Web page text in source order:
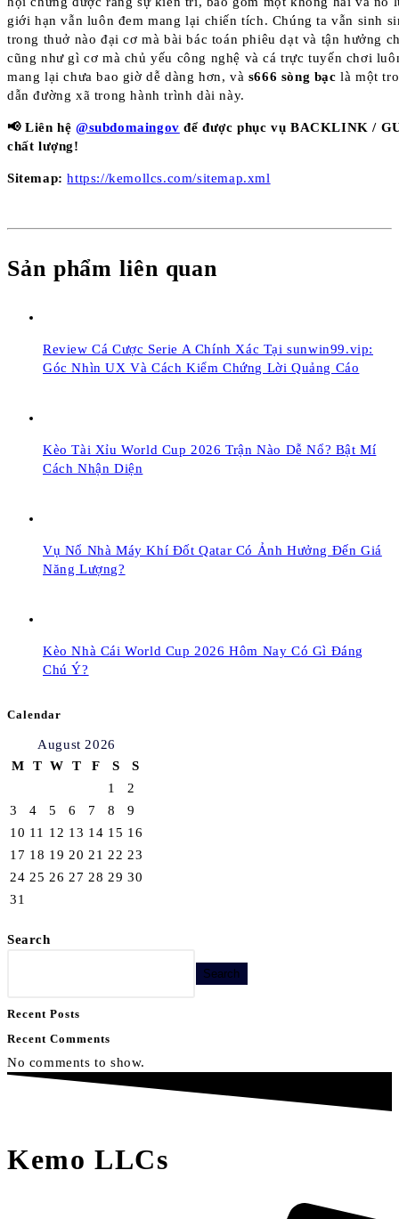
giới hạn vẫn luôn đem mang lại chiến tích. Chúng ta vẫn sinh
trong thuở nào đại cơ mà bài bác toán phiêu dạt và tận hưởng
cũng như gì cơ mà chủ yếu công nghệ và cá trực tuyến chơi
mang lại chưa bao giờ dễ dàng hơn, và s666 sòng bạc là một
dẫn đường xã trong hành trình dài này.
📢 Liên hệ @subdomaingov để được phục vụ BACKLINK /
chất lượng!
Sitemap: https://kemollcs.com/sitemap.xml
Sản phẩm liên quan
Review Cá Cược Serie A Chính Xác Tại sunwin99.vip:
Góc Nhìn UX Và Cách Kiểm Chứng Lời Quảng Cáo
Kèo Tài Xỉu World Cup 2026 Trận Nào Dễ Nổ? Bật Mí
Cách Nhận Diện
Vụ Nổ Nhà Máy Khí Đốt Qatar Có Ảnh Hưởng Đến Giá
Năng Lượng?
Kèo Nhà Cái World Cup 2026 Hôm Nay Có Gì Đáng
Chú Ý?
Calendar
August 2026
M
T W T F S
S
1
2
3
4 5 6 7 8
9
10 11 12 13 14 15 16
17 18 19 20 21 22 23
24 25 26 27 28 29 30
31
Search
Search
Recent Posts
Recent Comments
No comments to show.
Kemo LLCs